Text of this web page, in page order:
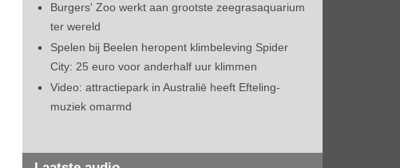
Burgers' Zoo werkt aan grootste zeegrasaquarium
ter wereld
Spelen bij Beelen heropent klimbeleving Spider
City: 25 euro voor anderhalf uur klimmen
Video: attractiepark in Australië heeft Efteling-
muziek omarmd